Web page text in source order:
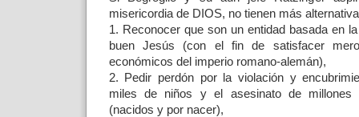
misericordia de DIOS, no tienen más
1. Reconocer que son un entidad basada en
buen Jesús (con el fin de satisfacer
económicos del imperio romano-alemán),
2. Pedir perdón por la violación y
miles de niños y el asesinato de millones
(nacidos y por nacer),